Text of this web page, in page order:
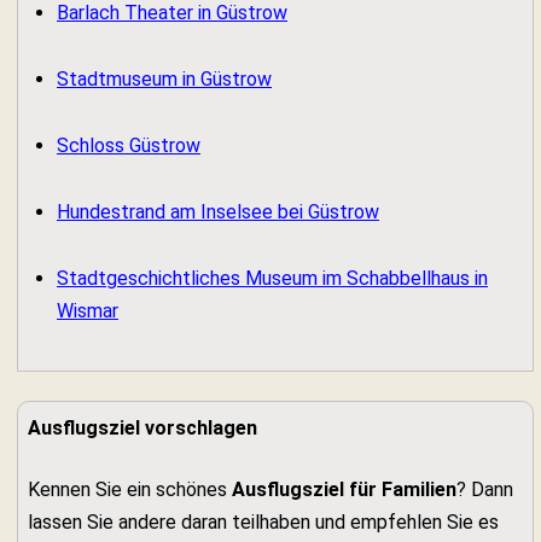
Barlach Theater in Güstrow
Stadtmuseum in Güstrow
Schloss Güstrow
Hundestrand am Inselsee bei Güstrow
Stadtgeschichtliches Museum im Schabbellhaus in
Wismar
Ausflugsziel vorschlagen
Kennen Sie ein schönes Ausflugsziel für Familien? Dann
lassen Sie andere daran teilhaben und empfehlen Sie es